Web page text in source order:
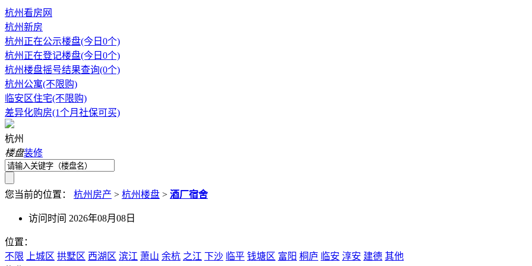
杭州看房网
杭州新房
杭州正在公示楼盘(今日0个)
杭州正在登记楼盘(今日0个)
杭州楼盘摇号结果查询(0个)
杭州公寓(不限购)
临安区住宅(不限购)
差异化购房(1个月社保可买)
杭州
楼盘装修
您当前的位置： 杭州房产 > 杭州楼盘 > 酒厂宿舍
访问时间 2026年08月08日
位置：
不限
上城区 拱墅区 西湖区 滨江 萧山 余杭 之江 下沙 临平 钱塘区 富阳 桐庐 临安 淳安 建德 其他